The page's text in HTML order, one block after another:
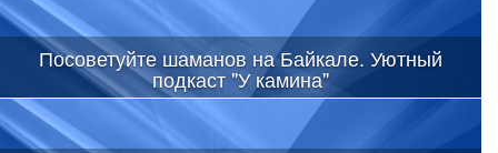
Посоветуйте шаманов на Байкале. Уютный
подкаст "У камина"